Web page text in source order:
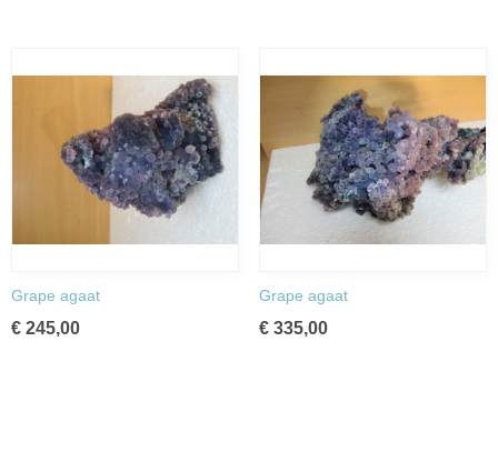
Grape agaat
€ 245,00
Grape agaat
€ 335,00